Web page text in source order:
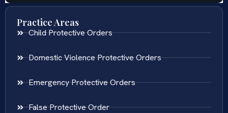
Practice Areas
Child Protective Orders
Domestic Violence Protective Orders
Emergency Protective Orders
False Protective Order